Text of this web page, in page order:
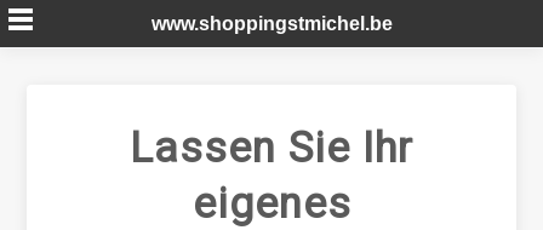
Skip
to
www.shoppingstmichel.be
Lassen Sie Ihr
eigenes